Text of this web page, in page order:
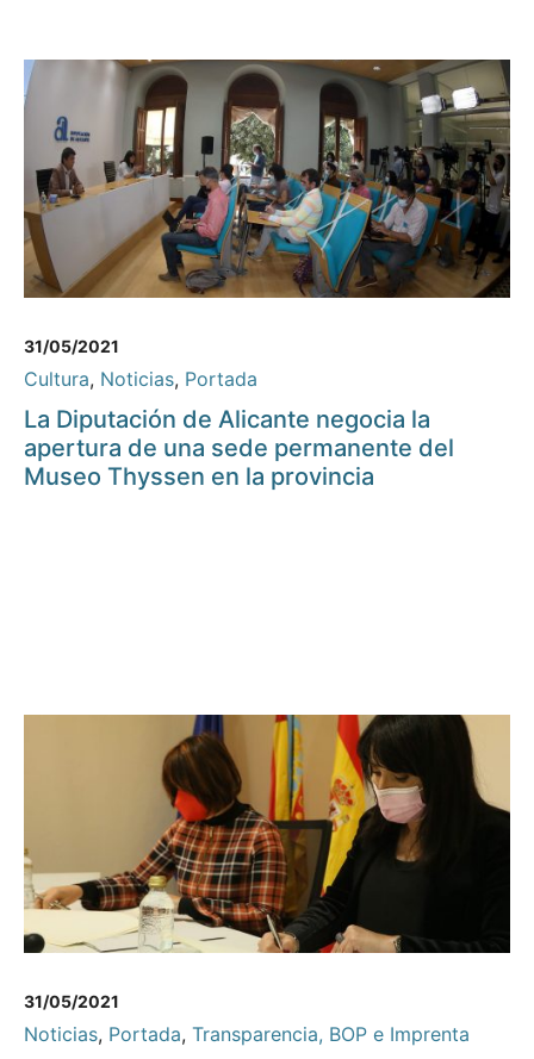
31/05/2021
Cultura, Noticias, Portada
La Diputación de Alicante negocia la
apertura de una sede permanente del
Museo Thyssen en la provincia
31/05/2021
Noticias, Portada, Transparencia, BOP e Imprenta